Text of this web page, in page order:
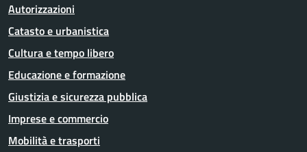
Autorizzazioni
Catasto e urbanistica
Cultura e tempo libero
Educazione e formazione
Giustizia e sicurezza pubblica
Imprese e commercio
Mobilità e trasporti